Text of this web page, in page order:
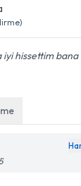
hissettim